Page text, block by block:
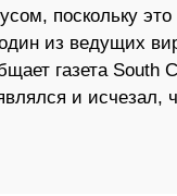
поскольку
из ведущих
газета
и исчезал,